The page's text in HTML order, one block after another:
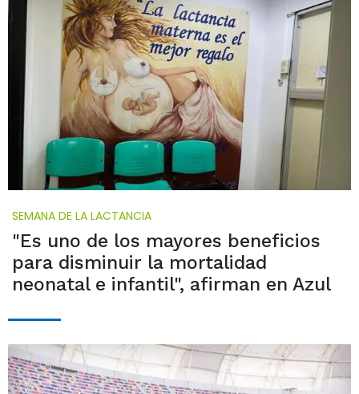
SEMANA DE LA LACTANCIA
"Es uno de los mayores beneficios
para disminuir la mortalidad
neonatal e infantil", afirman en Azul